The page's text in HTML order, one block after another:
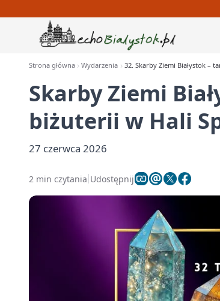
Strona główna Wydarzenia 32. Skarby Ziemi Białystok –
Skarby Ziemi
biżuterii w Hali
27 czerwca 2026
2 min czytania Udostępnij